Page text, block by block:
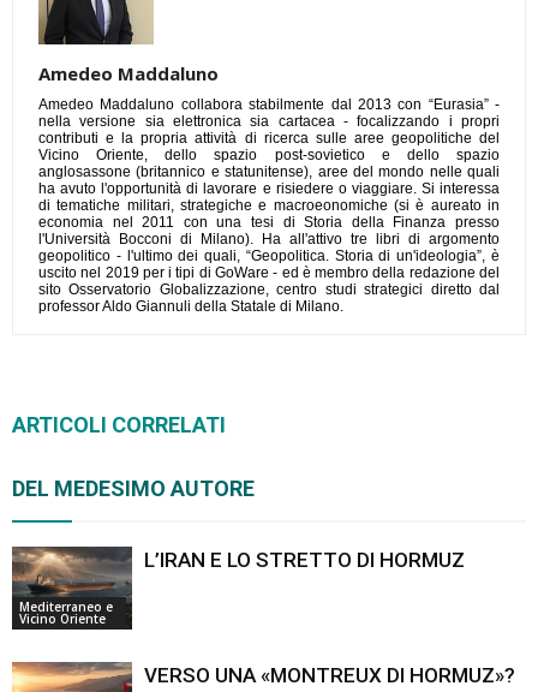
Amedeo Maddaluno
Amedeo Maddaluno collabora stabilmente dal 2013 con “Eurasia” -
nella versione sia elettronica sia cartacea - focalizzando i propri
contributi e la propria attività di ricerca sulle aree geopolitiche del
Vicino Oriente, dello spazio post-sovietico e dello spazio
anglosassone (britannico e statunitense), aree del mondo nelle quali
ha avuto l'opportunità di lavorare e risiedere o viaggiare. Si interessa
di tematiche militari, strategiche e macroeonomiche (si è aureato in
economia nel 2011 con una tesi di Storia della Finanza presso
l'Università Bocconi di Milano). Ha all'attivo tre libri di argomento
geopolitico - l'ultimo dei quali, “Geopolitica. Storia di un'ideologia”, è
uscito nel 2019 per i tipi di GoWare - ed è membro della redazione del
sito Osservatorio Globalizzazione, centro studi strategici diretto dal
professor Aldo Giannuli della Statale di Milano.
ARTICOLI CORRELATI
DEL MEDESIMO AUTORE
Mediterraneo e
Vicino Oriente
L’IRAN E LO STRETTO DI HORMUZ
VERSO UNA «MONTREUX DI HORMUZ»?